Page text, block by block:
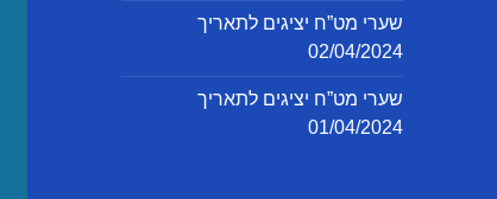
שערי מט”ח יציגים לתאריך
02/04/2024
שערי מט”ח יציגים לתאריך
01/04/2024